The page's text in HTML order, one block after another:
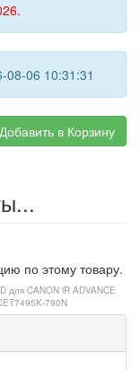
06 10:31:31
Добавить в Корзину
по этому товару.
для CANON iR ADVANCE
790N